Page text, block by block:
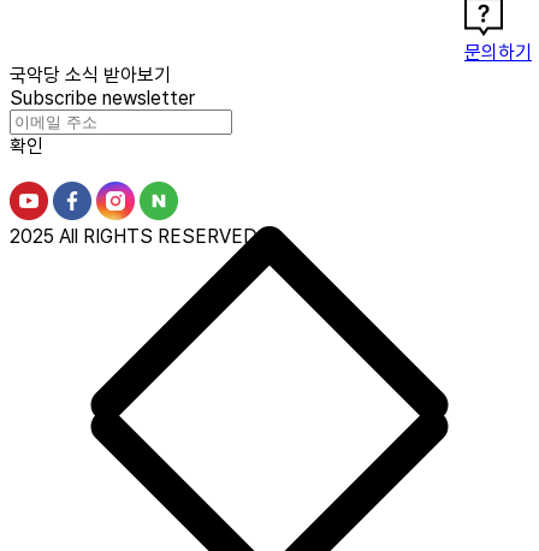
문의하기
국악당 소식 받아보기
Subscribe newsletter
확인
2025 All RIGHTS RESERVED.